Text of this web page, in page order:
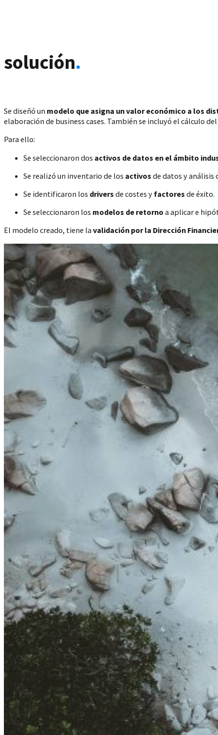
solución.
Se diseñó un modelo que asigna un valor económico a los
elaboración de business cases. También se incluyó el cálculo
Para ello:
Se seleccionaron dos activos de datos en el ámbito
Se realizó un inventario de los activos de datos y análisis
Se identificaron los drivers de costes y factores de éxito.
Se seleccionaron los modelos de retorno a aplicar e
El modelo creado, tiene la validación por la Dirección